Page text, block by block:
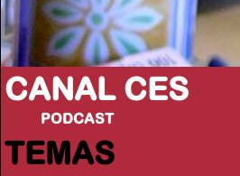
CANAL CES
PODCAST
TEMAS